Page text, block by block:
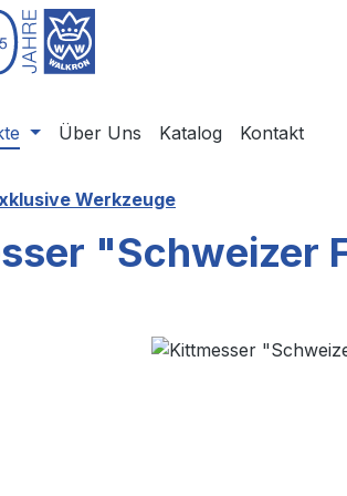
springen
Über Uns Katalog Kontakt
Werkzeuge
"Schweizer